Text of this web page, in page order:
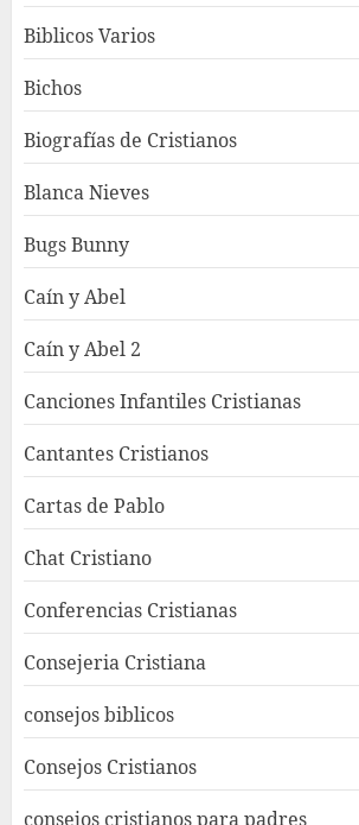
Biblicos Varios
Bichos
Biografías de Cristianos
Blanca Nieves
Bugs Bunny
Caín y Abel
Caín y Abel 2
Canciones Infantiles Cristianas
Cantantes Cristianos
Cartas de Pablo
Chat Cristiano
Conferencias Cristianas
Consejeria Cristiana
consejos biblicos
Consejos Cristianos
consejos cristianos para padres